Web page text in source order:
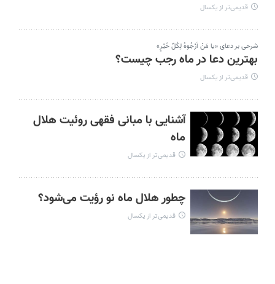
قدیمی‌تر از یکسال
شرحی بر دعای «یا مَنْ اَرْجُوهُ لِکُلِّ خَیْرٍ»
بهترین دعا در ماه رجب چیست؟
قدیمی‌تر از یکسال
آشنایی با مبانی فقهی روئیت هلال
ماه
قدیمی‌تر از یکسال
چطور هلال ماه نو رؤیت می‌شود؟
قدیمی‌تر از یکسال